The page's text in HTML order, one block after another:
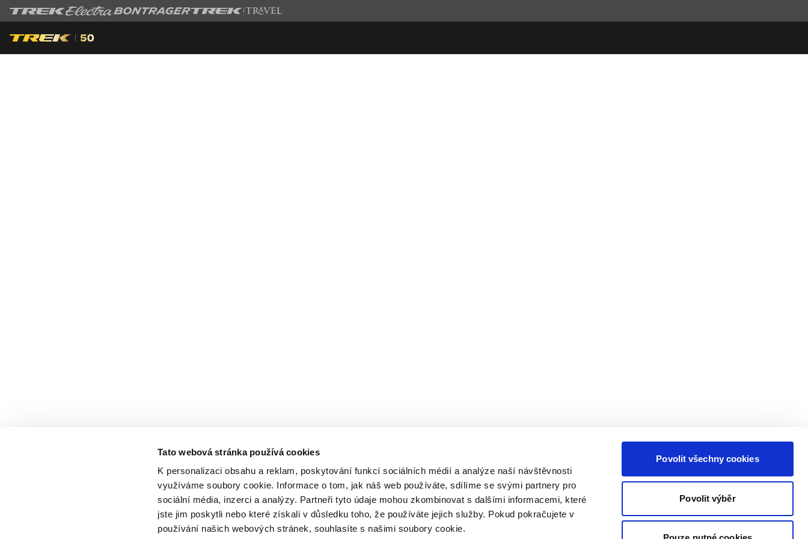
Tato webová stránka používá cookies
K personalizaci obsahu a reklam, poskytování funkcí sociálních médií a analýze naší návštěvnosti
využíváme soubory cookie. Informace o tom, jak náš web používáte, sdílíme se svými partnery pro
sociální média, inzerci a analýzy. Partneři tyto údaje mohou zkombinovat s dalšími informacemi, které
jste jim poskytli nebo které získali v důsledku toho, že používáte jejich služby. Pokud pokračujete v
používání našich webových stránek, souhlasíte s našimi soubory cookie.
Povolit všechny cookies
Povolit výběr